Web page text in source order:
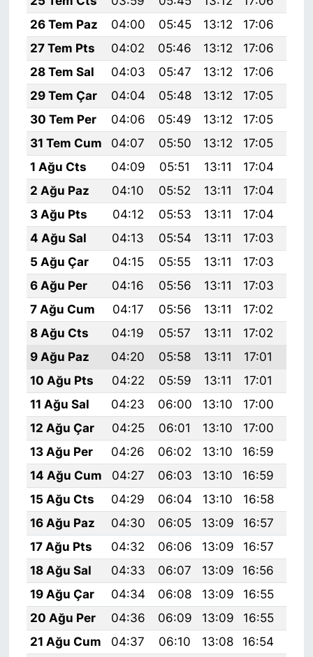
26 Tem Paz
04:00 05:45 13:12 17:06
27 Tem Pts
04:02 05:46 13:12 17:06
28 Tem Sal
04:03 05:47 13:12 17:06
29 Tem Çar
04:04 05:48 13:12 17:05
30 Tem Per
04:06 05:49 13:12 17:05
31 Tem Cum
04:07 05:50 13:12 17:05
1 Ağu Cts
04:09 05:51 13:11 17:04
2 Ağu Paz
04:10 05:52 13:11 17:04
3 Ağu Pts
04:12 05:53 13:11 17:04
4 Ağu Sal
04:13 05:54 13:11 17:03
5 Ağu Çar
04:15 05:55 13:11 17:03
6 Ağu Per
04:16 05:56 13:11 17:03
7 Ağu Cum
04:17 05:56 13:11 17:02
8 Ağu Cts
04:19 05:57 13:11 17:02
9 Ağu Paz
04:20 05:58 13:11 17:01
10 Ağu Pts
04:22 05:59 13:11 17:01
11 Ağu Sal
04:23 06:00 13:10 17:00
12 Ağu Çar
04:25 06:01 13:10 17:00
13 Ağu Per
04:26 06:02 13:10 16:59
14 Ağu Cum
04:27 06:03 13:10 16:59
15 Ağu Cts
04:29 06:04 13:10 16:58
16 Ağu Paz
04:30 06:05 13:09 16:57
17 Ağu Pts
04:32 06:06 13:09 16:57
18 Ağu Sal
04:33 06:07 13:09 16:56
19 Ağu Çar
04:34 06:08 13:09 16:55
20 Ağu Per
04:36 06:09 13:09 16:55
21 Ağu Cum
04:37 06:10 13:08 16:54